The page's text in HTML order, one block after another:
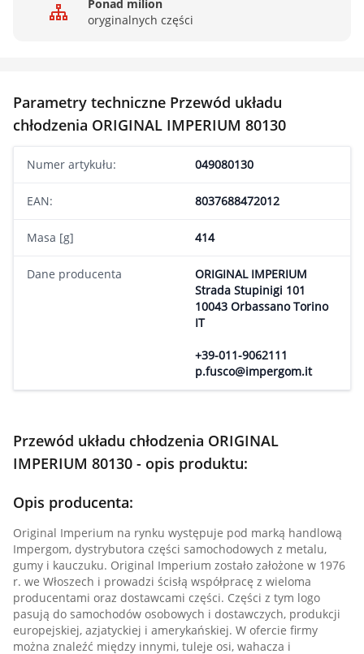
Ponad milion
oryginalnych części
Parametry techniczne Przewód układu
chłodzenia ORIGINAL IMPERIUM 80130
Numer artykułu: 049080130
EAN: 8037688472012
Masa [g] 414
Dane producenta
ORIGINAL IMPERIUM
Strada Stupinigi 101
10043 Orbassano Torino
IT
+39-011-9062111
p.fusco@impergom.it
Przewód układu chłodzenia ORIGINAL
IMPERIUM 80130 - opis produktu:
Opis producenta:
Original Imperium na rynku występuje pod marką handlową
Impergom, dystrybutora części samochodowych z metalu,
gumy i kauczuku. Original Imperium zostało założone w 1976
r. we Włoszech i prowadzi ścisłą współpracę z wieloma
producentami oraz dostawcami części. Części z tym logo
pasują do samochodów osobowych i dostawczych, produkcji
europejskiej, azjatyckiej i amerykańskiej. W ofercie firmy
można znaleźć między innymi, tuleje osi, wahacza i